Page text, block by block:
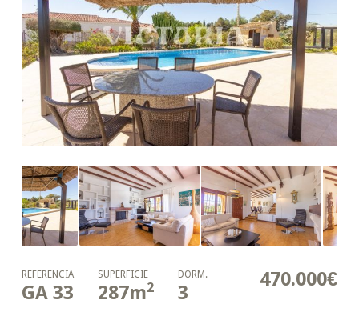
470.000€
REFERENCIA
GA 33
SUPERFICIE
287m2
DORM.
3